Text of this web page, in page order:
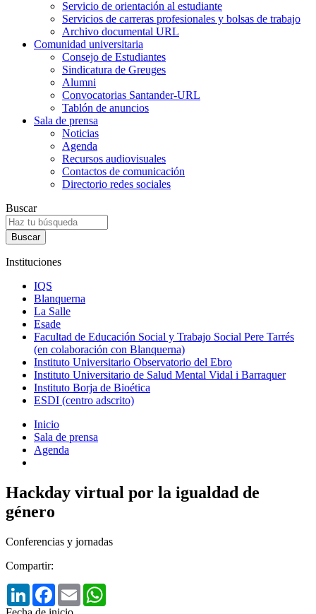
Servicio de orientación al estudiante
Servicios de carreras profesionales y bolsas de trabajo
Archivo documental URL
Comunidad universitaria
Consejo de Estudiantes
Sindicatura de Greuges
Alumni
Convocatorias Santander-URL
Tablón de anuncios
Sala de prensa
Noticias
Agenda
Recursos audiovisuales
Contactos de comunicación
Directorio redes sociales
Buscar
Instituciones
IQS
Blanquerna
La Salle
Esade
Facultad de Educación Social y Trabajo Social Pere Tarrés
(en colaboración con Blanquerna)
Instituto Universitario Observatorio del Ebro
Instituto Universitario de Salud Mental Vidal i Barraquer
Instituto Borja de Bioética
ESDI (centro adscrito)
Inicio
Sala de prensa
Agenda
Hackday virtual por la igualdad de
género
Conferencias y jornadas
Compartir:
LinkedInFacebook
Email